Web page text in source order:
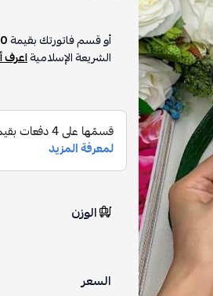
أو قسم فاتورتك بقيمة
الشريعة الإسلاميةاعرف
الوزن
السعر